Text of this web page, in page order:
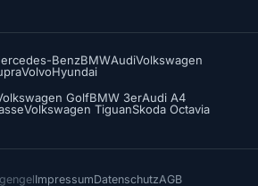
BenzBMWAudiVolkswagen
VolvoHyundai
GolfBMW 3erAudi A4
Volkswagen TiguanSkoda Octavia
ImpressumDatenschutzAGB